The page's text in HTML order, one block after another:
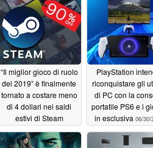
“Il miglior gioco di ruolo
del 2019” è finalmente
tornato a costare meno
di 4 dollari nei saldi
estivi di Steam
07/01/2026
PlayStation
riconquistare gli
di PC con la
portatile PS6 e i
in esclusiva 06/30/